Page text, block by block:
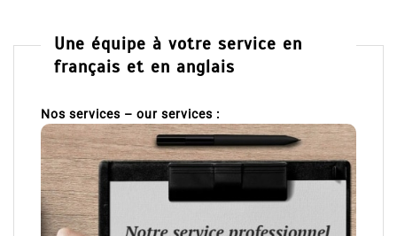
Une équipe à votre service en
français et en anglais
Nos services – our services :